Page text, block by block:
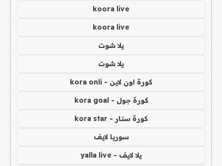
koora live
koora live
يلا شوت
يلا شوت
كورة اون لاين - kora onli
كورة جول - kora goal
كورة ستار - kora star
سوريا لايف
يلا لايف - yalla live